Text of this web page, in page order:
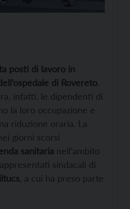
posti di lavoro in
di Rovereto.
infatti, le dipendenti di
la loro occupazione e
riduzione oraria. La
giorni scorsi
sanitaria nell’ambito
sindacali di
, a cui ha preso parte